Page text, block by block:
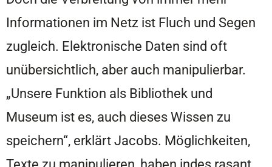
Informationen im Netz ist Fluch und Segen
zugleich. Elektronische Daten sind oft
unübersichtlich, aber auch manipulierbar.
„Unsere Funktion als Bibliothek und
Museum ist es, auch dieses Wissen zu
speichern“, erklärt Jacobs. Möglichkeiten,